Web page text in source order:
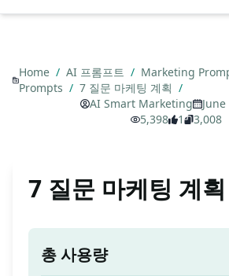
Home / AI 프롬프트 / Marketing
Prompts / 7 질문 마케팅 계획 /
AI Smart Marketing
June
5,398
1 3,008
7 질문 마케팅 계획
총 사용량